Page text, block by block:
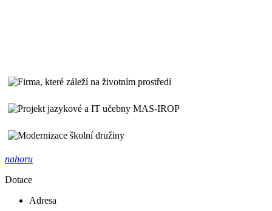
nahoru
Dotace
Adresa